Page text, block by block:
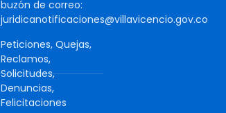
buzón de correo:
juridicanotificaciones@villavicencio.gov.co
Peticiones, Quejas,
Reclamos,
Solicitudes,
Denuncias,
Felicitaciones